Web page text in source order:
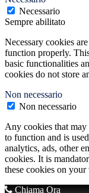
Necessario
Sempre abilitato
Necessary cookies
function properly.
basic functionalities
cookies do not store
Non necessario
Non necessario
Any cookies that
to function and is
analytics, ads, other
cookies. It is
these cookies on your
Chiama Ora